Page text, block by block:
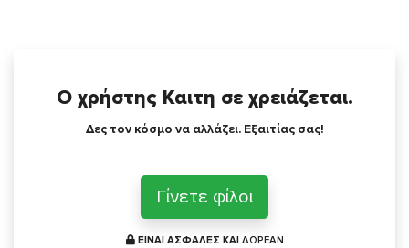
Ο χρήστης Καιτη σε χρειάζεται.
Δες τον κόσμο να αλλάζει. Εξαιτίας σας!
Γίνετε φίλοι
ΕΙΝΑΙ ΑΣΦΑΛΕΣ ΚΑΙ ΔΩΡΕΑΝ